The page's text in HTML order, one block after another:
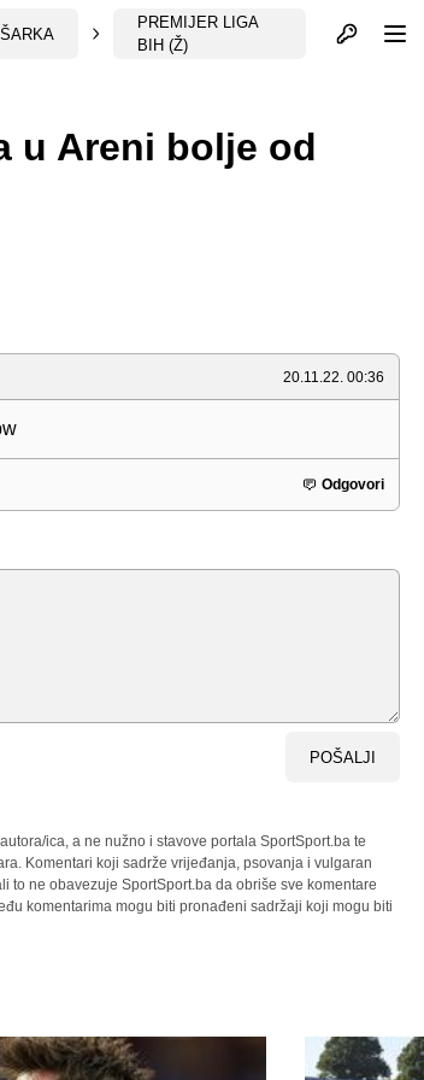
PREMIJER LIGA
BIH (Ž)
Otvori profil
u Areni bolje od
20.11.22. 00:36
Odgovori
POŠALJI
ica, a ne nužno i stavove portala SportSport.ba te
Komentari koji sadrže vrijeđanja, psovanja i vulgaran
ne obavezuje SportSport.ba da obriše sve komentare
komentarima mogu biti pronađeni sadržaji koji mogu biti